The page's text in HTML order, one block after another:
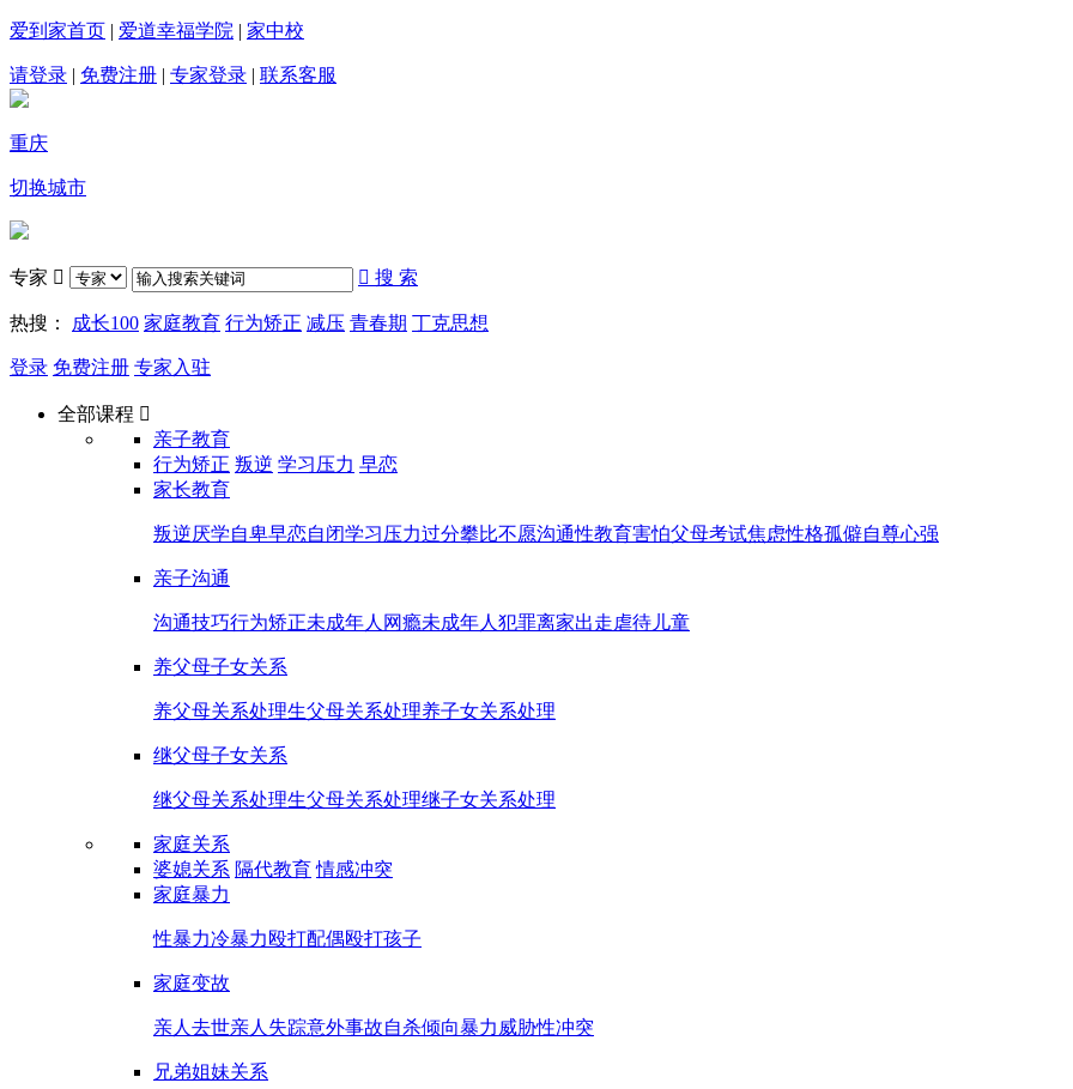
爱到家首页 | 爱道幸福学院 | 家中校
请登录 | 免费注册 | 专家登录 | 联系客服
重庆
切换城市
专家   搜 索
热搜： 成长100 家庭教育 行为矫正 减压 青春期 丁克思想
登录 免费注册 专家入驻
全部课程 
亲子教育
行为矫正 叛逆 学习压力 早恋
家长教育
叛逆厌学自卑早恋自闭学习压力过分攀比不愿沟通性教育害怕父母考试焦虑性格孤僻自尊心强
亲子沟通
沟通技巧行为矫正未成年人网瘾未成年人犯罪离家出走虐待儿童
养父母子女关系
养父母关系处理生父母关系处理养子女关系处理
继父母子女关系
继父母关系处理生父母关系处理继子女关系处理
家庭关系
婆媳关系 隔代教育 情感冲突
家庭暴力
性暴力冷暴力 殴打配偶殴打孩子
家庭变故
亲人去世亲人失踪意外事故自杀倾向暴力威胁性冲突
兄弟姐妹关系